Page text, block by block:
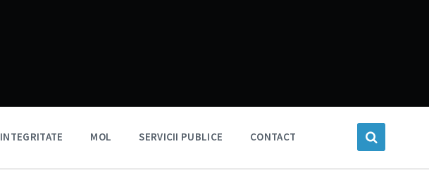
INTEGRITATE MOL SERVICII PUBLICE CONTACT